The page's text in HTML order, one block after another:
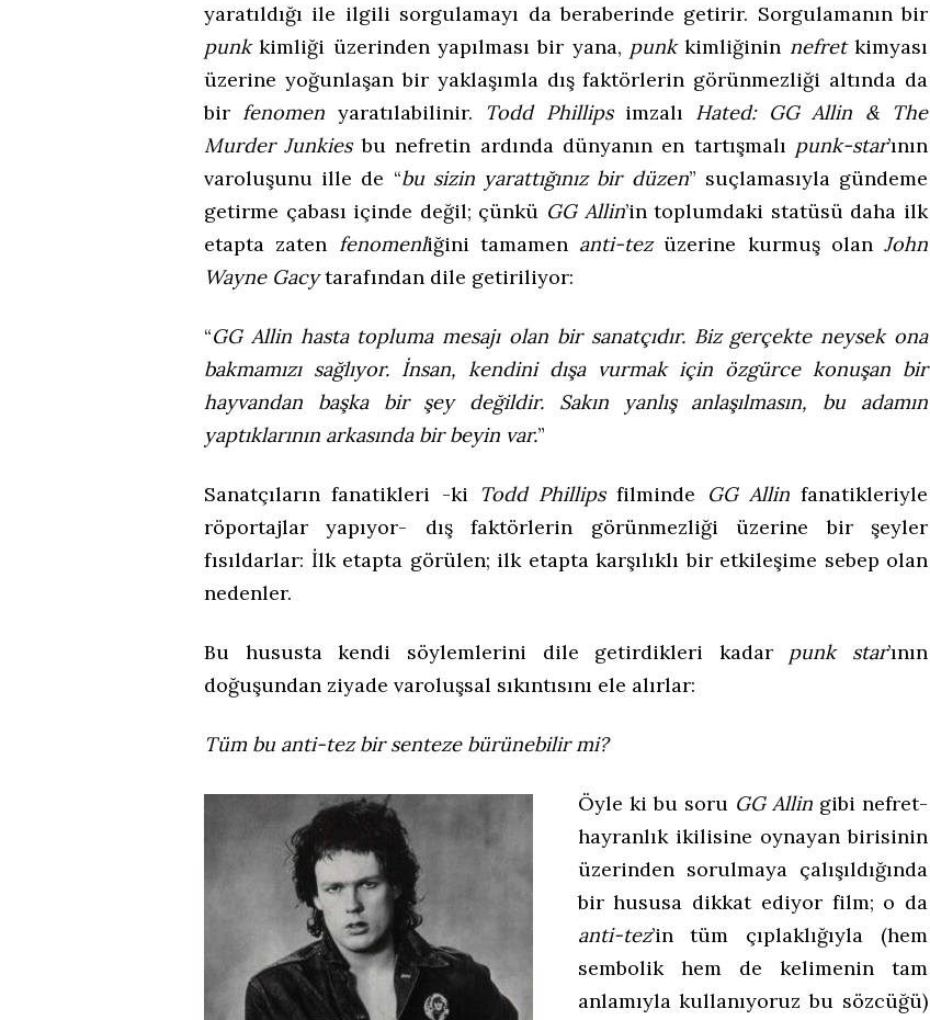
yaratıldığı ile ilgili sorgulamayı da beraberinde getirir. Sorgulamanın bir
punkkimliği üzerinden yapılması bir yana, punkkimliğinin nefretkimyası
üzerine yoğunlaşan bir yaklaşımla dış faktörlerin görünmezliği altında da
bir fenomen yaratılabilinir. Todd Phillipsimzalı Hated: GG Allin & The
Murder Junkiesbu nefretin ardında dünyanın en tartışmalı punk-star’ının
varoluşunu ille de “bu sizin yarattığınız bir düzen” suçlamasıyla gündeme
getirme çabası içinde değil; çünkü GG Allin’in toplumdaki statüsü daha ilk
etapta zaten fenomenliğini tamamen anti-tezüzerine kurmuş olan John
Wayne Gacytarafından dile getiriliyor:
“GG Allin hasta topluma mesajı olan bir sanatçıdır. Biz gerçekte neysek ona
bakmamızı sağlıyor. İnsan, kendini dışa vurmak için özgürce konuşan bir
hayvandan başka bir şey değildir. Sakın yanlış anlaşılmasın, bu adamın
yaptıklarının arkasında bir beyin var.”
Sanatçıların fanatikleri -ki Todd Phillipsfilminde GG Allinfanatikleriyle
röportajlar yapıyor- dış faktörlerin görünmezliği üzerine bir şeyler
fısıldarlar: İlk etapta görülen; ilk etapta karşılıklı bir etkileşime sebep olan
nedenler.
Bu hususta kendi söylemlerini dile getirdikleri kadar punk star’ının
doğuşundan ziyade varoluşsal sıkıntısını ele alırlar:
Tüm bu anti-tez bir senteze bürünebilir mi?
Öyle ki bu soru GG Allingibi nefret-
hayranlık ikilisine oynayan birisinin
üzerinden sorulmaya çalışıldığında
bir hususa dikkat ediyor film; o da
anti-tez’in tüm çıplaklığıyla (hem
sembolik hem de kelimenin tam
anlamıyla kullanıyoruz bu sözcüğü)